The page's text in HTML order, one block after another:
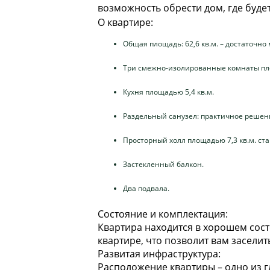
возможность обрести дом, где
О квартире:
Общая площадь: 62,6 кв.м. –
Три смежно-изолированные комнаты
Кухня площадью 5,4 кв.м.
Раздельный санузел: практичное
Просторный холл площадью 7,3 кв.м.
Застекленный балкон.
Два подвала.
Состояние и комплектация:
Квартира находится в хорошем
квартире, что позволит вам
Развитая инфраструктура:
Расположение квартиры – одно из